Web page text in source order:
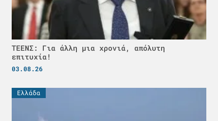
ΤΕΕΝΣ: Για άλλη μια χρονιά, απόλυτη
επιτυχία!
03.08.26
Ελλάδα